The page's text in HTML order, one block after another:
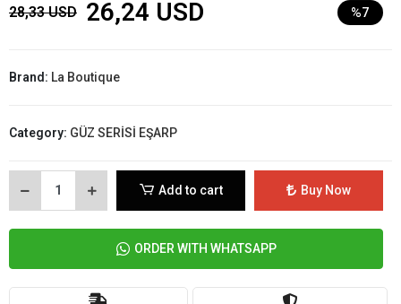
28,33 USD 26,24 USD %7
Brand: La Boutique
Category: GÜZ SERİSİ EŞARP
Add to cart Buy Now
ORDER WITH WHATSAPP